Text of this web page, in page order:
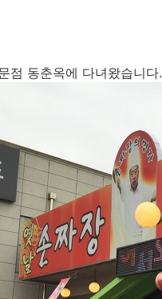
점 동춘옥에 다녀왔습니다.